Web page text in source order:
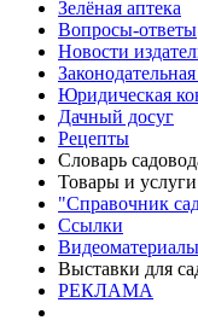
Зелёная аптека
Вопросы-ответы
Новости
Законодательная
Юридическая
Дачный досуг
Рецепты
Словарь
Товары и
"Справочник
Ссылки
Видеоматериалы
Выставки для
РЕКЛАМА